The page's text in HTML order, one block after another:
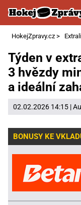
HokejZpravy.cz >
Týden v
3 hvězdy
a ideální
02.02.2026 14:15 |
BONUSY KE